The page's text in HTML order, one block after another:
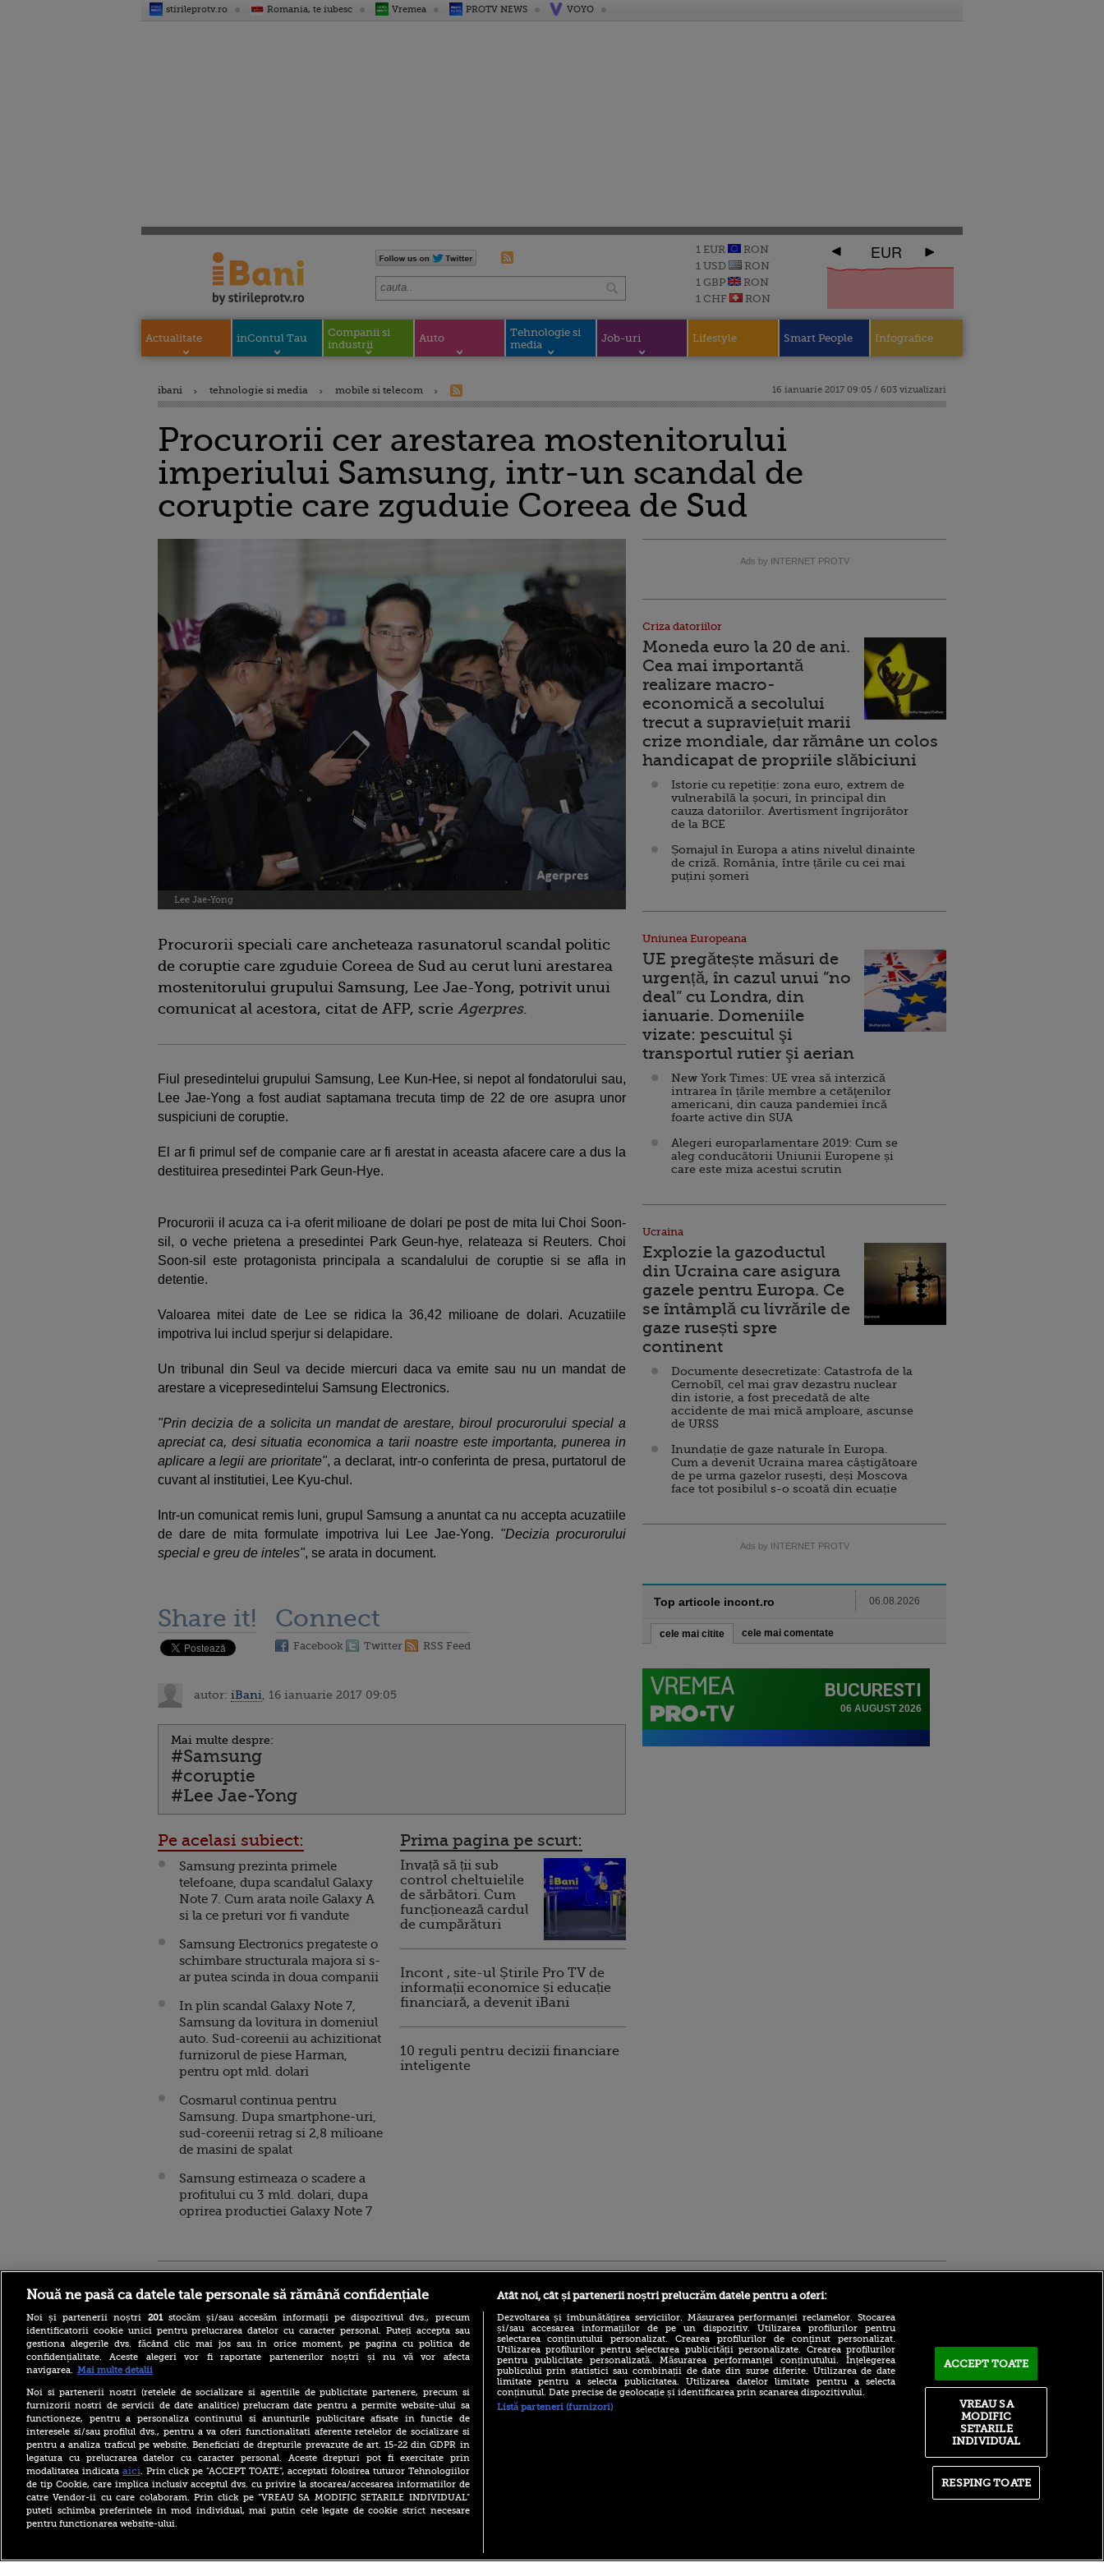
stirileprotv.ro Romania, te iubesc Vremea PROTV NEWS VOYO
1 EUR
RON
1 USD
RON
1 GBP
RON
1 CHF
RON
EUR
Actualitate inContul Tau
Companii si
industrii
Auto
Tehnologie si
media
Job-uri Lifestyle Smart People Infografice
ibani tehnologie si media mobile si telecom 16 ianuarie 2017 09:05 / 603 vizualizari
Procurorii cer arestarea mostenitorului
imperiului Samsung, intr-un scandal de
coruptie care zguduie Coreea de Sud
Lee Jae-Yong
Procurorii speciali care ancheteaza rasunatorul scandal politic
de coruptie care zguduie Coreea de Sud au cerut luni arestarea
mostenitorului grupului Samsung, Lee Jae-Yong, potrivit unui
comunicat al acestora, citat de AFP, scrie Agerpres.
Fiul presedintelui grupului Samsung, Lee Kun-Hee, si nepot al fondatorului sau,
Lee Jae-Yong a fost audiat saptamana trecuta timp de 22 de ore asupra unor
suspiciuni de coruptie.
El ar fi primul sef de companie care ar fi arestat in aceasta afacere care a dus la
destituirea presedintei Park Geun-Hye.
Procurorii il acuza ca i-a oferit milioane de dolari pe post de mita lui Choi Soon-
sil, o veche prietena a presedintei Park Geun-hye, relateaza si Reuters. Choi
Soon-sil este protagonista principala a scandalului de coruptie si se afla in
detentie.
Valoarea mitei date de Lee se ridica la 36,42 milioane de dolari. Acuzatiile
impotriva lui includ sperjur si delapidare.
Un tribunal din Seul va decide miercuri daca va emite sau nu un mandat de
arestare a vicepresedintelui Samsung Electronics.
"Prin decizia de a solicita un mandat de arestare, biroul procurorului special a
apreciat ca, desi situatia economica a tarii noastre este importanta, punerea in
aplicare a legii are prioritate", a declarat, intr-o conferinta de presa, purtatorul de
cuvant al institutiei, Lee Kyu-chul.
Intr-un comunicat remis luni, grupul Samsung a anuntat ca nu accepta acuzatiile
de dare de mita formulate impotriva lui Lee Jae-Yong. "Decizia procurorului
special e greu de inteles", se arata in document.
Share it! Connect
Facebook Twitter RSS Feed
autor: iBani , 16 ianuarie 2017 09:05
Mai multe despre:
#Samsung
#coruptie
#Lee Jae-Yong
Pe acelasi subiect:
Samsung prezinta primele
telefoane, dupa scandalul Galaxy
Note 7. Cum arata noile Galaxy A
si la ce preturi vor fi vandute
Samsung Electronics pregateste o
schimbare structurala majora si s-
ar putea scinda in doua companii
In plin scandal Galaxy Note 7,
Samsung da lovitura in domeniul
auto. Sud-coreenii au achizitionat
furnizorul de piese Harman,
pentru opt mld. dolari
Cosmarul continua pentru
Samsung. Dupa smartphone-uri,
sud-coreenii retrag si 2,8 milioane
de masini de spalat
Samsung estimeaza o scadere a
profitului cu 3 mld. dolari, dupa
oprirea productiei Galaxy Note 7
Prima pagina pe scurt:
Invață să ții sub
control cheltuielile
de sărbători. Cum
funcționează cardul
de cumpărături
Incont , site-ul Știrile Pro TV de
informații economice și educație
financiară, a devenit iBani
10 reguli pentru decizii financiare
inteligente
Ads by INTERNET PROTV
Criza datoriilor
Moneda euro la 20 de ani.
Cea mai importantă
realizare macro-
economică a secolului
trecut a supraviețuit marii
crize mondiale, dar rămâne un colos
handicapat de propriile slăbiciuni
Istorie cu repetiție: zona euro, extrem de
vulnerabilă la șocuri, în principal din
cauza datoriilor. Avertisment îngrijorător
de la BCE
Șomajul în Europa a atins nivelul dinainte
de criză. România, între țările cu cei mai
puțini șomeri
Uniunea Europeana
UE pregătește măsuri de
urgență, în cazul unui ”no
deal” cu Londra, din
ianuarie. Domeniile
vizate: pescuitul şi
transportul rutier şi aerian
New York Times: UE vrea să interzică
intrarea în țările membre a cetăţenilor
americani, din cauza pandemiei încă
foarte active din SUA
Alegeri europarlamentare 2019: Cum se
aleg conducătorii Uniunii Europene și
care este miza acestui scrutin
Ucraina
Explozie la gazoductul
din Ucraina care asigura
gazele pentru Europa. Ce
se întâmplă cu livrările de
gaze rusești spre
continent
Documente desecretizate: Catastrofa de la
Cernobîl, cel mai grav dezastru nuclear
din istorie, a fost precedată de alte
accidente de mai mică amploare, ascunse
de URSS
Inundație de gaze naturale în Europa.
Cum a devenit Ucraina marea câștigătoare
de pe urma gazelor rusești, deși Moscova
face tot posibilul s-o scoată din ecuație
Ads by INTERNET PROTV
Top articole incont.ro 06.08.2026
cele mai citite cele mai comentate
negre” ia amploare în Rusia.
„Găsește-ți un soldat și când
va fi ucis vei primi 8
milioane de ruble”
Aflat în SUA, ministrul
britanic de Externe a evitat
să spună dacă îl mai
consideră pe Trump „idiot,
rasist și misogin”
Primăriile care nu se
înrolează pe Ghiseul.ro pot
(P) Descoperă Lumea
Evenimentelor din România
Adrian Mihalcea, discurs
incredibil înainte de UTA -
Ce declin! Cu cine a semnat
Nouă ne pasă ca datele tale personale să rămână confidențiale
Noi și partenerii noștri 201stocăm și/sau accesăm informații pe dispozitivul dvs., precum
identificatorii cookie unici pentru prelucrarea datelor cu caracter personal. Puteți accepta sau
gestiona alegerile dvs. făcând clic mai jos sau în orice moment, pe pagina cu politica de
confidențialitate. Aceste alegeri vor fi raportate partenerilor noștri și nu vă vor afecta
navigarea. Mai multe detalii
Noi si partenerii nostri (retelele de socializare si agentiile de publicitate partenere, precum si
furnizorii nostri de servicii de date analitice) prelucram date pentru a permite website-ului sa
functioneze, pentru a personaliza continutul si anunturile publicitare afisate in functie de
interesele si/sau profilul dvs., pentru a va oferi functionalitati aferente retelelor de socializare si
pentru a analiza traficul pe website. Beneficiati de drepturile prevazute de art. 15-22 din GDPR in
legatura cu prelucrarea datelor cu caracter personal. Aceste drepturi pot fi exercitate prin
modalitatea indicata aici. Prin click pe “ACCEPT TOATE”, acceptati folosirea tuturor Tehnologiilor
de tip Cookie, care implica inclusiv acceptul dvs. cu privire la stocarea/accesarea informatiilor de
catre Vendor-ii cu care colaboram. Prin click pe “VREAU SA MODIFIC SETARILE INDIVIDUAL”
puteti schimba preferintele in mod individual, mai putin cele legate de cookie strict necesare
pentru functionarea website-ului.
Atât noi, cât și partenerii noștri prelucrăm datele pentru a oferi:
Dezvoltarea și îmbunătățirea serviciilor. Măsurarea performanței reclamelor. Stocarea
și/sau accesarea informațiilor de pe un dispozitiv. Utilizarea profilurilor pentru
selectarea conținutului personalizat. Crearea profilurilor de conținut personalizat.
Utilizarea profilurilor pentru selectarea publicității personalizate. Crearea profilurilor
pentru publicitate personalizată. Măsurarea performanței conținutului. Înțelegerea
publicului prin statistici sau combinații de date din surse diferite. Utilizarea de date
limitate pentru a selecta publicitatea. Utilizarea datelor limitate pentru a selecta
conținutul. Date precise de geolocație și identificarea prin scanarea dispozitivului.
Listă parteneri (furnizori)
ACCEPT TOATE
RESPING TOATE
VREAU SA
MODIFIC
SETARILE
INDIVIDUAL